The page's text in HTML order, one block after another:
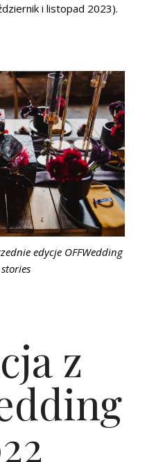
i listopad 2023).
edycje OFFWedding
z